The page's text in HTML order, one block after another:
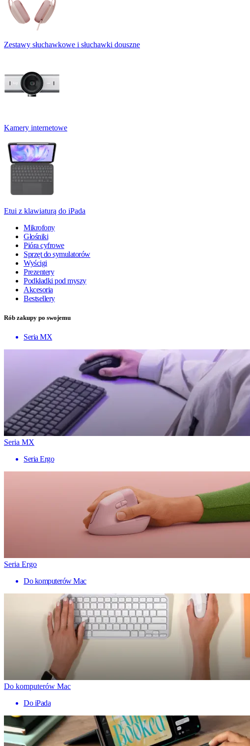
Zestawy słuchawkowe i słuchawki douszne
Kamery internetowe
Etui z klawiaturą do iPada
Mikrofony
Głośniki
Pióra cyfrowe
Sprzęt do symulatorów
Wyścigi
Prezentery
Podkładki pod myszy
Akcesoria
Bestsellery
Rób zakupy po swojemu
Seria MX
Seria MX
Seria Ergo
Seria Ergo
Do komputerów Mac
Do komputerów Mac
Do iPada